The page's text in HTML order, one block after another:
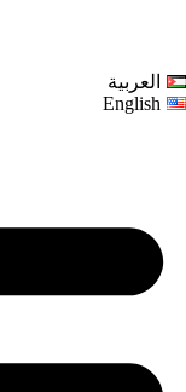
العربية
English